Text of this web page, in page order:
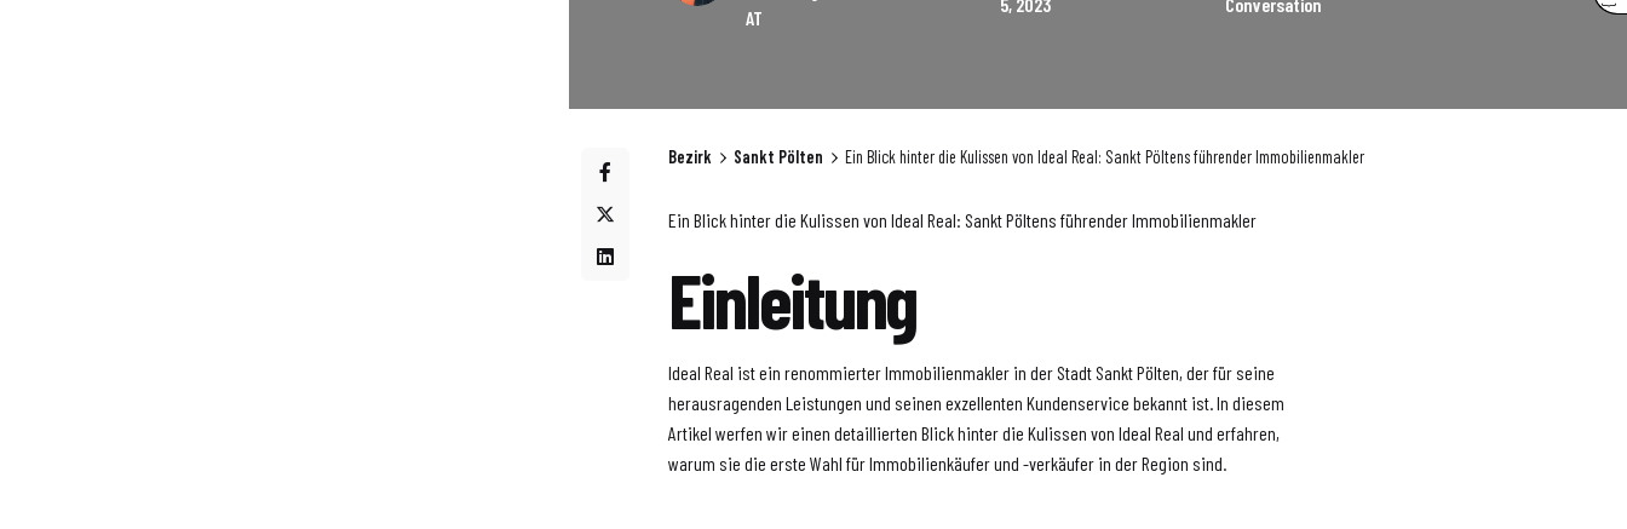
AT
Bezirk Sankt Pölten Ein Blick hinter die Kulissen von Ideal Real: Sankt Pöltens führender Immobilienmakler
Ein Blick hinter die Kulissen von Ideal Real: Sankt Pöltens führender Immobilienmakler
Einleitung
Ideal Real ist ein renommierter Immobilienmakler in der Stadt Sankt Pölten, der für seine
herausragenden Leistungen und seinen exzellenten Kundenservice bekannt ist. In diesem
Artikel werfen wir einen detaillierten Blick hinter die Kulissen von Ideal Real und erfahren,
warum sie die erste Wahl für Immobilienkäufer und -verkäufer in der Region sind.